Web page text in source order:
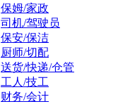
保姆/家政
司机/驾驶员
保安/保洁
厨师/切配
送货/快递/仓管
工人/技工
财务/会计